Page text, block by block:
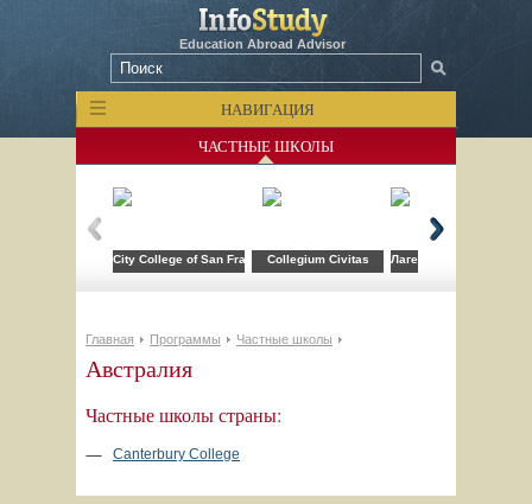
Education Abroad Advisor
НАВИГАЦИЯ
ЧАСТНЫЕ ШКОЛЫ
City College of San FranciscoCollegium Civitas Лагерь компьютерных
Главная Программы Частные школы
Австралия
Частные школы страны:
Canterbury College